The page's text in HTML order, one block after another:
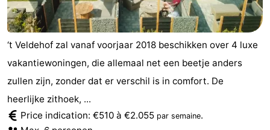
‘t Veldehof zal vanaf voorjaar 2018 beschikken over 4 luxe
vakantiewoningen, die allemaal net een beetje anders
zullen zijn, zonder dat er verschil is in comfort. De
heerlijke zithoek, ...
Price indication: €510 à €2.055 par semaine.